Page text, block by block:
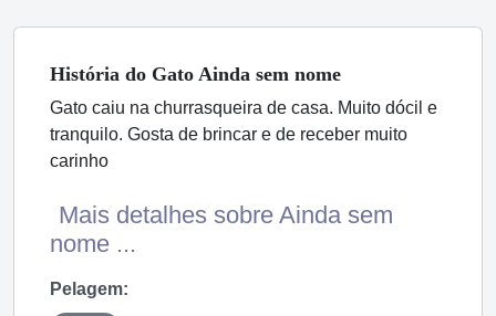
História do Gato Ainda sem nome
Gato caiu na churrasqueira de casa. Muito dócil e
tranquilo. Gosta de brincar e de receber muito
carinho
Mais detalhes sobre Ainda sem
nome ...
Pelagem: